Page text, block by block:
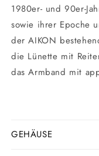
1980er- und 90er-
sowie ihrer Epoche
der AIKON
die Lünette mit
das Armband mit
GEHÄUSE